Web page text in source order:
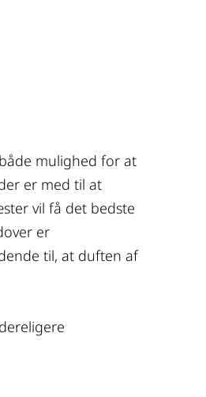
mulighed for at
er med til at
vil få det bedste
er
til, at duften af